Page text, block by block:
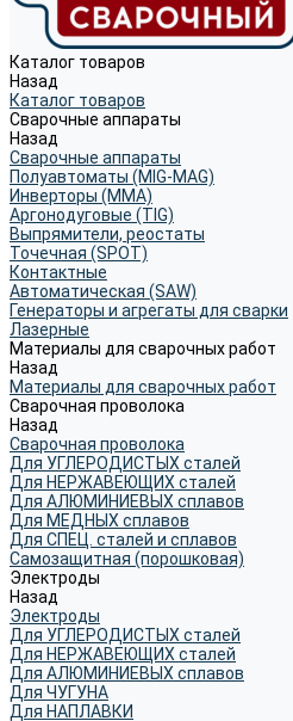
Каталог товаров
Назад
Каталог товаров
Сварочные аппараты
Назад
Сварочные аппараты
Полуавтоматы (MIG-MAG)
Инверторы (MMA)
Аргонодуговые (TIG)
Выпрямители, реостаты
Точечная (SPOT)
Контактные
Автоматическая (SAW)
Генераторы и агрегаты для сварки
Лазерные
Материалы для сварочных работ
Назад
Материалы для сварочных работ
Сварочная проволока
Назад
Сварочная проволока
Для УГЛЕРОДИСТЫХ сталей
Для НЕРЖАВЕЮЩИХ сталей
Для АЛЮМИНИЕВЫХ сплавов
Для МЕДНЫХ сплавов
Для СПЕЦ. сталей и сплавов
Самозащитная (порошковая)
Электроды
Назад
Электроды
Для УГЛЕРОДИСТЫХ сталей
Для НЕРЖАВЕЮЩИХ сталей
Для АЛЮМИНИЕВЫХ сплавов
Для ЧУГУНА
Для НАПЛАВКИ